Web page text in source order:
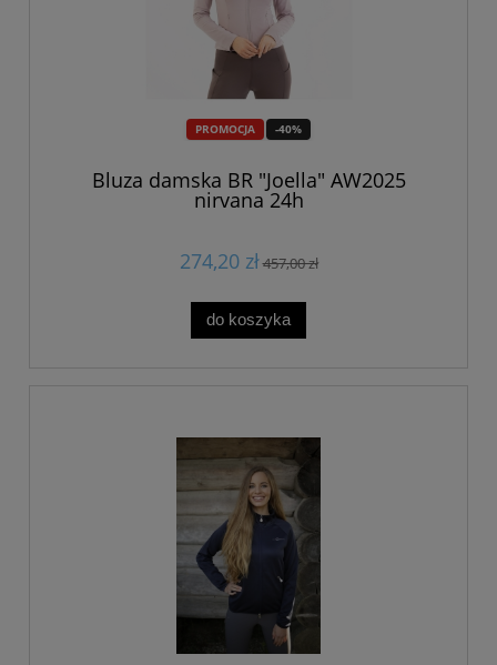
PROMOCJA -40%
Bluza damska BR "Joella" AW2025
nirvana 24h
274,20 zł457,00 zł
do koszyka